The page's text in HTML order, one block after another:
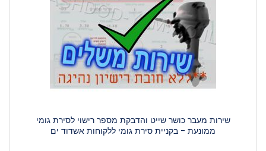
שירות מעבר כושר שייט והדבקת מספר רישוי לסירת גומי
ממונעת - בקניית סירת גומי ללקוחות אשדוד ים